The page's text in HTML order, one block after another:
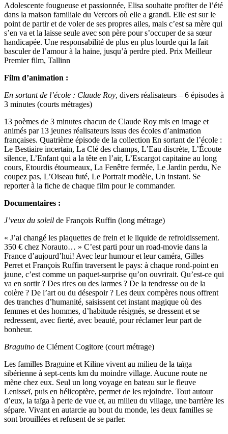
Adolescente fougueuse et passionnée, Elisa souhaite profiter de l’été
dans la maison familiale du Vercors où elle a grandi. Elle est sur le
point de partir et de voler de ses propres ailes, mais c’est sa mère qui
s’en va et la laisse seule avec son père pour s’occuper de sa sœur
handicapée. Une responsabilité de plus en plus lourde qui la fait
basculer de l’amour à la haine, jusqu’à perdre pied. Prix Meilleur
Premier film, Tallinn
Film d’animation :
En sortant de l’école : Claude Roy, divers réalisateurs – 6 épisodes à
3 minutes (courts métrages)
13 poèmes de 3 minutes chacun de Claude Roy mis en image et
animés par 13 jeunes réalisateurs issus des écoles d’animation
françaises. Quatrième épisode de la collection En sortant de l’école :
Le Bestiaire incertain, La Clé des champs, L’Eau discrète, L’Écoute
silence, L’Enfant qui a la tête en l’air, L’Escargot capitaine au long
cours, Etourdis étourneaux, La Fenêtre fermée, Le Jardin perdu, Ne
coupez pas, L’Oiseau futé, Le Portrait modèle, Un instant. Se
reporter à la fiche de chaque film pour le commander.
Documentaires :
J’veux du soleil de François Ruffin (long métrage)
« J’ai changé les plaquettes de frein et le liquide de refroidissement.
350 € chez Norauto… » C’est parti pour un road-movie dans la
France d’aujourd’hui! Avec leur humour et leur caméra, Gilles
Perret et François Ruffin traversent le pays: à chaque rond-point en
jaune, c’est comme un paquet-surprise qu’on ouvrirait. Qu’est-ce qui
va en sortir ? Des rires ou des larmes ? De la tendresse ou de la
colère ? De l’art ou du désespoir ? Les deux compères nous offrent
des tranches d’humanité, saisissent cet instant magique où des
femmes et des hommes, d’habitude résignés, se dressent et se
redressent, avec fierté, avec beauté, pour réclamer leur part de
bonheur.
Braguino de Clément Cogitore (court métrage)
Les familles Braguine et Kiline vivent au milieu de la taïga
sibérienne à sept-cents km du moindre village. Aucune route ne
mène chez eux. Seul un long voyage en bateau sur le fleuve
Lenisseï, puis en hélicoptère, permet de les rejoindre. Tout autour
d’eux, la taïga à perte de vue et, au milieu du village, une barrière les
sépare. Vivant en autarcie au bout du monde, les deux familles se
sont brouillées et refusent de se parler.